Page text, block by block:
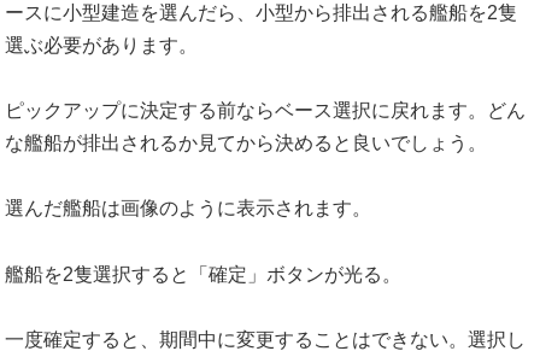
ースに小型建造を選んだら、小型から排出される艦船を2隻
選ぶ必要があります。
ピックアップに決定する前ならベース選択に戻れます。どん
な艦船が排出されるか見てから決めると良いでしょう。
選んだ艦船は画像のように表示されます。
艦船を2隻選択すると「確定」ボタンが光る。
一度確定すると、期間中に変更することはできない。選択し